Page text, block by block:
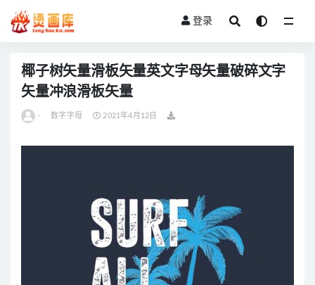
登录
椰子树矢量滑板矢量英文字母矢量破碎文字
矢量冲浪滑板矢量
- 数字字母 2021年4月12日